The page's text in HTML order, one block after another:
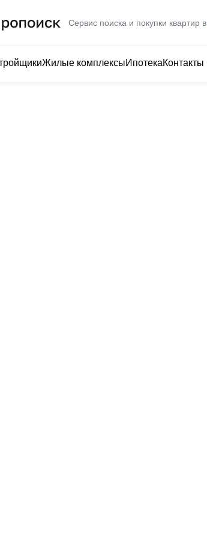
Сервис поиска и покупки квартир в
Жилые комплексыИпотекаКонтакты